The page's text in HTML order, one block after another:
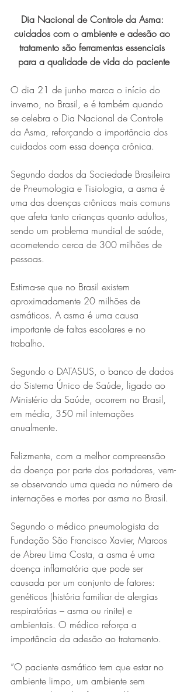
Exposição “O Silêncio das
Coisas” da artista visual Luiza
Drumond
Série MPB abre temporada de
shows em Ipatinga com Flávio
Venturini
Dia Nacional de Controle da Asma:
cuidados com o ambiente e adesão ao
tratamento são ferramentas essenciais
para a qualidade de vida do paciente
O dia 21 de junho marca o início do
inverno, no Brasil, e é também quando
se celebra o Dia Nacional de Controle
da Asma, reforçando a importância dos
cuidados com essa doença crônica.
Segundo dados da Sociedade Brasileira
de Pneumologia e Tisiologia, a asma é
uma das doenças crônicas mais comuns
que afeta tanto crianças quanto adultos,
sendo um problema mundial de saúde,
acometendo cerca de 300 milhões de
pessoas.
Estima-se que no Brasil existem
aproximadamente 20 milhões de
asmáticos. A asma é uma causa
importante de faltas escolares e no
trabalho.
Segundo o DATASUS, o banco de dados
do Sistema Único de Saúde, ligado ao
Ministério da Saúde, ocorrem no Brasil,
em média, 350 mil internações
anualmente.
Felizmente, com a melhor compreensão
da doença por parte dos portadores, vem-
se observando uma queda no número de
internações e mortes por asma no Brasil.
Segundo o médico pneumologista da
Fundação São Francisco Xavier, Marcos
de Abreu Lima Costa, a asma é uma
doença inflamatória que pode ser
causada por um conjunto de fatores:
genéticos (história familiar de alergias
respiratórias – asma ou rinite) e
ambientais. O médico reforça a
importância da adesão ao tratamento.
“O paciente asmático tem que estar no
ambiente limpo, um ambiente sem